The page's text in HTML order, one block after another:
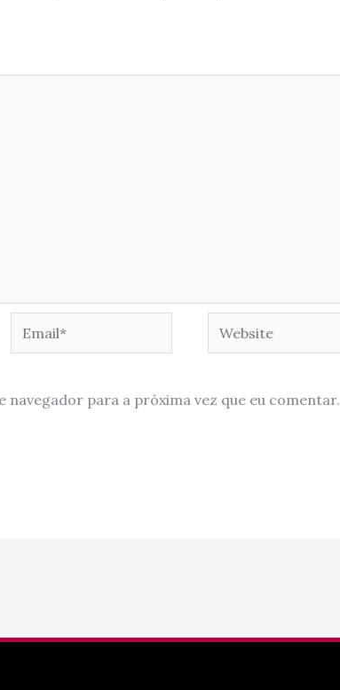
Website
navegador para a próxima vez que eu comentar.